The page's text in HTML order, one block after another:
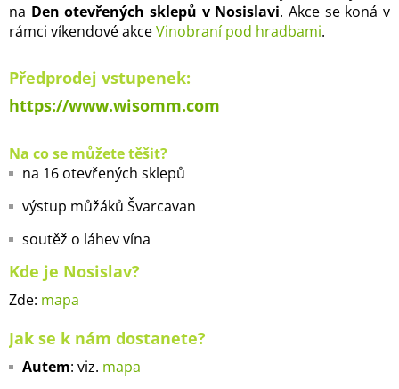
na Den otevřených sklepů v Nosislavi. Akce se koná v
rámci víkendové akceVinobraní pod hradbami.
Předprodej vstupenek:
https://www.wisomm.com
Na co se můžete těšit?
na 16 otevřených sklepů
výstup můžáků Švarcavan
soutěž o láhev vína
Kde je Nosislav?
Zde: mapa
Jak se k nám dostanete?
Autem: viz. mapa